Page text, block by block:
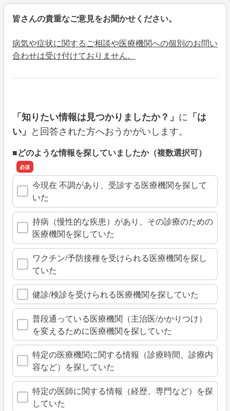
皆さんの貴重なご意見をお聞かせください。
病気や症状に関するご相談や医療機関への個別のお問い
合わせは受け付けておりません。
「知りたい情報は見つかりましたか？」 に 「は
い」 と回答された方へおうかがいします。
■どのような情報を探していましたか（複数選択可）
今現在 不調があり、受診する医療機関を探して
いた
持病（慢性的な疾患）があり、その診療のための
医療機関を探していた
ワクチン/予防接種を受けられる医療機関を探し
ていた
健診/検診を受けられる医療機関を探していた
普段通っている医療機関（主治医/かかりつけ）
を変えるために医療機関を探していた
特定の医療機関に関する情報（診療時間、診療内
容など）を探していた
特定の医師に関する情報（経歴、専門など）を探
していた